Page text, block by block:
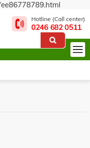
Hotline (Call center)
0246 682 0511